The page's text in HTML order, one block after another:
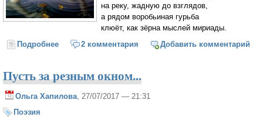
на реку, жадную до взглядов,
а рядом воробьиная гурьба
клюёт, как зёрна мыслей мириады.
Подробнее о Память крыл
2 комментария Добавить комментарий
Пусть за резным окном...
Ольга Хапилова, 27/07/2017 — 21:31
Поэзия